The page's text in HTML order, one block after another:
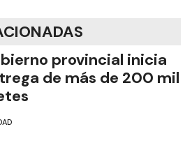
provincial inicia
de más de 200 mil